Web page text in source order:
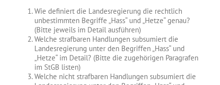
Wie definiert die Landesregierung die rechtlich
unbestimmten Begriffe „Hass“ und „Hetze“ genau?
(Bitte jeweils im Detail ausführen)
Welche strafbaren Handlungen subsumiert die
Landesregierung unter den Begriffen „Hass“ und
„Hetze“ im Detail? (Bitte die zugehörigen Paragrafen
im StGB listen)
Welche nicht strafbaren Handlungen subsumiert die